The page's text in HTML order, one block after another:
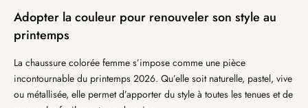
Adopter la couleur pour renouveler son style au
printemps
La chaussure colorée femme s’impose comme une pièce
incontournable du printemps 2026. Qu’elle soit naturelle, pastel, vive
ou métallisée, elle permet d’apporter du style à toutes les tenues et de